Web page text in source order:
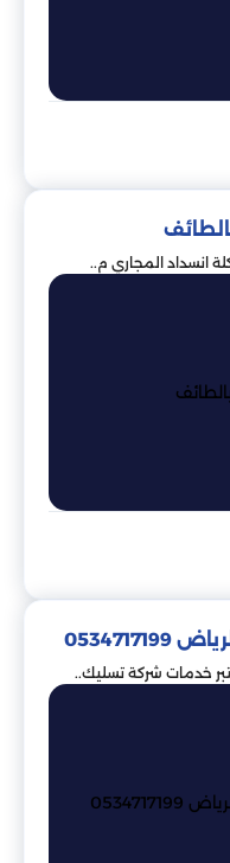
انسداد المجاري م..
خدمات شركة تسليك..